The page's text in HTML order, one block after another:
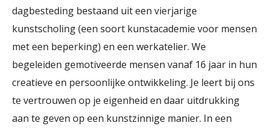
dagbesteding bestaand uit een vierjarige
kunstscholing (een soort kunstacademie voor mensen
met een beperking) en een werkatelier. We
begeleiden gemotiveerde mensen vanaf 16 jaar in hun
creatieve en persoonlijke ontwikkeling. Je leert bij ons
te vertrouwen op je eigenheid en daar uitdrukking
aan te geven op een kunstzinnige manier. In een